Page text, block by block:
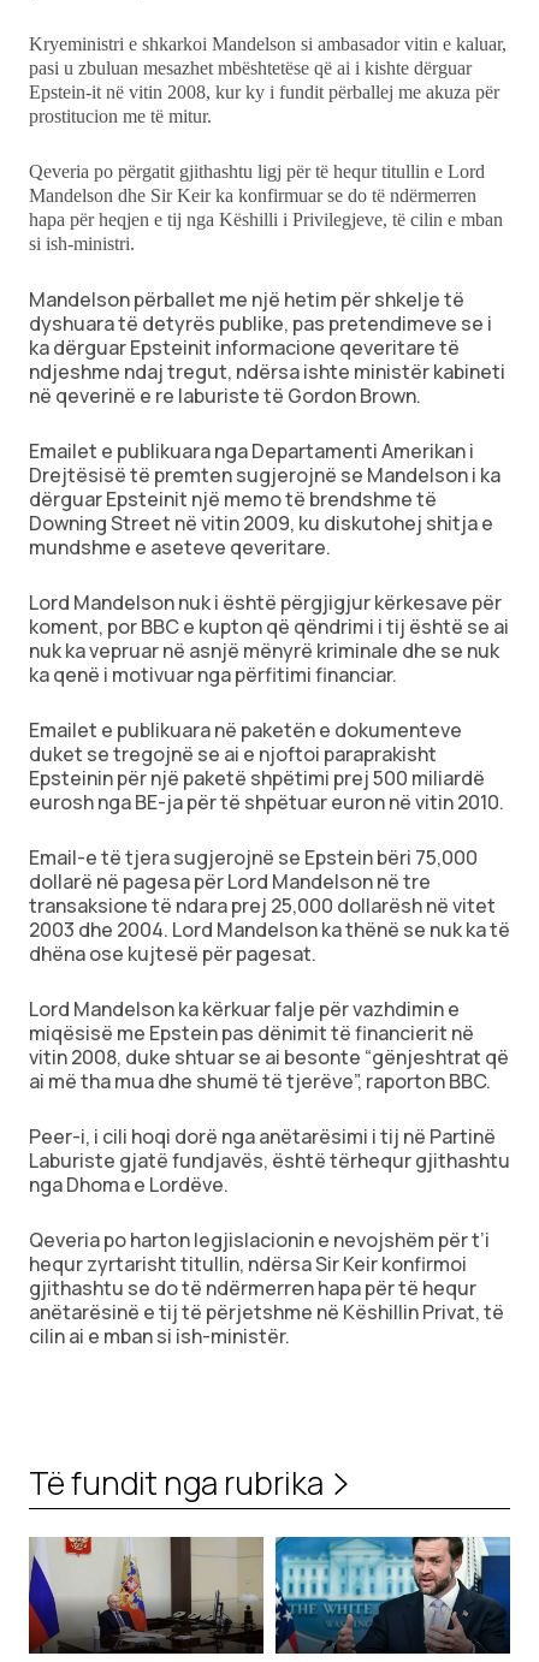
Kryeministri e shkarkoi Mandelson si ambasador vitin e kaluar,
pasi u zbuluan mesazhet mbështetëse që ai i kishte dërguar
Epstein-it në vitin 2008, kur ky i fundit përballej me akuza për
prostitucion me të mitur.
Qeveria po përgatit gjithashtu ligj për të hequr titullin e Lord
Mandelson dhe Sir Keir ka konfirmuar se do të ndërmerren
hapa për heqjen e tij nga Këshilli i Privilegjeve, të cilin e mban
si ish-ministri.
Mandelson përballet me një hetim për shkelje të
dyshuara të detyrës publike, pas pretendimeve se i
ka dërguar Epsteinit informacione qeveritare të
ndjeshme ndaj tregut, ndërsa ishte ministër kabineti
në qeverinë e re laburiste të Gordon Brown.
Emailet e publikuara nga Departamenti Amerikan i
Drejtësisë të premten sugjerojnë se Mandelson i ka
dërguar Epsteinit një memo të brendshme të
Downing Street në vitin 2009, ku diskutohej shitja e
mundshme e aseteve qeveritare.
Lord Mandelson nuk i është përgjigjur kërkesave për
koment, por BBC e kupton që qëndrimi i tij është se ai
nuk ka vepruar në asnjë mënyrë kriminale dhe se nuk
ka qenë i motivuar nga përfitimi financiar.
Emailet e publikuara në paketën e dokumenteve
duket se tregojnë se ai e njoftoi paraprakisht
Epsteinin për një paketë shpëtimi prej 500 miliardë
eurosh nga BE-ja për të shpëtuar euron në vitin 2010.
Email-e të tjera sugjerojnë se Epstein bëri 75,000
dollarë në pagesa për Lord Mandelson në tre
transaksione të ndara prej 25,000 dollarësh në vitet
2003 dhe 2004. Lord Mandelson ka thënë se nuk ka të
dhëna ose kujtesë për pagesat.
Lord Mandelson ka kërkuar falje për vazhdimin e
miqësisë me Epstein pas dënimit të financierit në
vitin 2008, duke shtuar se ai besonte “gënjeshtrat që
ai më tha mua dhe shumë të tjerëve”, raporton BBC.
Peer-i, i cili hoqi dorë nga anëtarësimi i tij në Partinë
Laburiste gjatë fundjavës, është tërhequr gjithashtu
nga Dhoma e Lordëve.
Qeveria po harton legjislacionin e nevojshëm për t’i
hequr zyrtarisht titullin, ndërsa Sir Keir konfirmoi
gjithashtu se do të ndërmerren hapa për të hequr
anëtarësinë e tij të përjetshme në Këshillin Privat, të
cilin ai e mban si ish-ministër.
Të fundit nga rubrika